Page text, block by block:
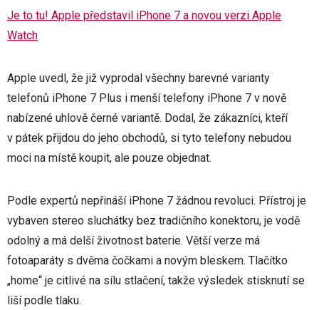
Je to tu! Apple představil iPhone 7 a novou verzi Apple
Watch
Apple uvedl, že již vyprodal všechny barevné varianty
telefonů iPhone 7 Plus i menší telefony iPhone 7 v nově
nabízené uhlově černé variantě. Dodal, že zákazníci, kteří
v pátek přijdou do jeho obchodů, si tyto telefony nebudou
moci na místě koupit, ale pouze objednat.
Podle expertů nepřináší iPhone 7 žádnou revoluci. Přístroj je
vybaven stereo sluchátky bez tradičního konektoru, je vodě
odolný a má delší životnost baterie. Větší verze má
fotoaparáty s dvěma čočkami a novým bleskem. Tlačítko
„home“ je citlivé na sílu stlačení, takže výsledek stisknutí se
liší podle tlaku.